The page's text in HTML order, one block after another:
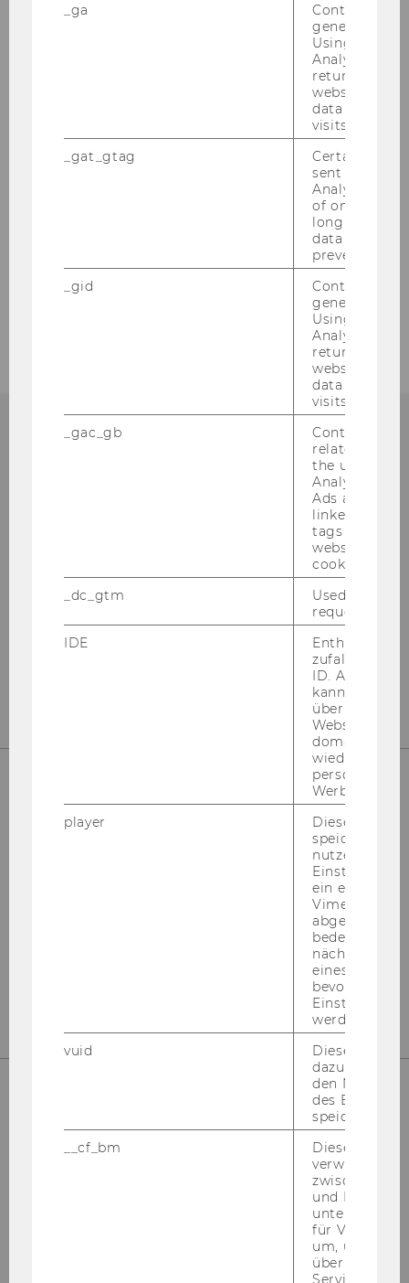
Internationales Steuerrecht
Departmentgebäude D3, 2. Stock
Welthandelsplatz 1
Tel:+43-1-31336-4890
UNSERE SOCIAL MEDIA KANÄLE
Bitte klicken Sie hier um sich für
_ga
Contains a
generated
Using this
Analytics can
returning
website and
data from
visits.
_gat_gtag
Certain data
sent to
Analytics a
of once per
long as it is
data
prevented.
_gid
Contains a
generated
Using this
Analytics can
returning
website and
data from
visits.
_gac_gb
Contains
related
the user. If
Analytics and
Ads accounts
linked, the
tags on the
website read
cookie.
_dc_gtm
Used to
request rate.
IDE
Enthält eine
ID. Anhand
kann Google
über
Websites
Werbung
player
Dieses Cookie
speichert
ein
Vimeo-Video
abgespielt
bedeutet,
nächsten
eines Vimeo-
bevorzugten
werden.
vuid
Dieser
dazu
den
des
speichern.
__cf_bm
Dieses
verwendet,
zwischen
und Bots zu
für Vimeo
um, um
über die
Service zu